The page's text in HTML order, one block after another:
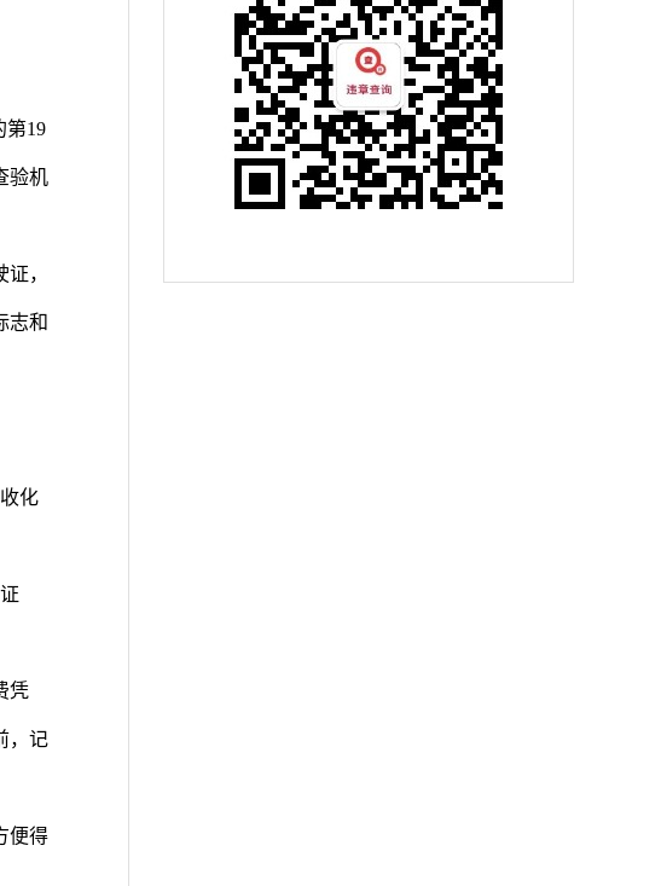
第19
验机
，
志和
化
凭
，记
便得